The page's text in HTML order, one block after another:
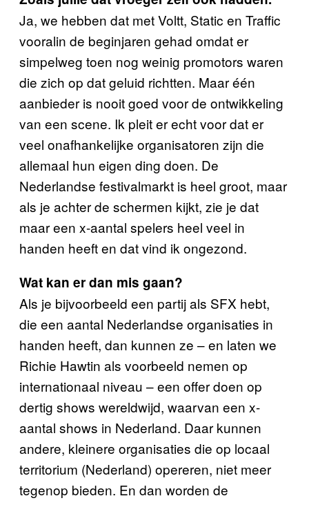
Ja, we hebben dat met Voltt, Static en Traffic
vooralin de beginjaren gehad omdat er
simpelweg toen nog weinig promotors waren
die zich op dat geluid richtten. Maar één
aanbieder is nooit goed voor de ontwikkeling
van een scene. Ik pleit er echt voor dat er
veel onafhankelijke organisatoren zijn die
allemaal hun eigen ding doen. De
Nederlandse festivalmarkt is heel groot, maar
als je achter de schermen kijkt, zie je dat
maar een x-aantal spelers heel veel in
handen heeft en dat vind ik ongezond.
Wat kan er dan mis gaan?
Als je bijvoorbeeld een partij als SFX hebt,
die een aantal Nederlandse organisaties in
handen heeft, dan kunnen ze – en laten we
Richie Hawtin als voorbeeld nemen op
internationaal niveau – een offer doen op
dertig shows wereldwijd, waarvan een x-
aantal shows in Nederland. Daar kunnen
andere, kleinere organisaties die op locaal
territorium (Nederland) opereren, niet meer
tegenop bieden. En dan worden de